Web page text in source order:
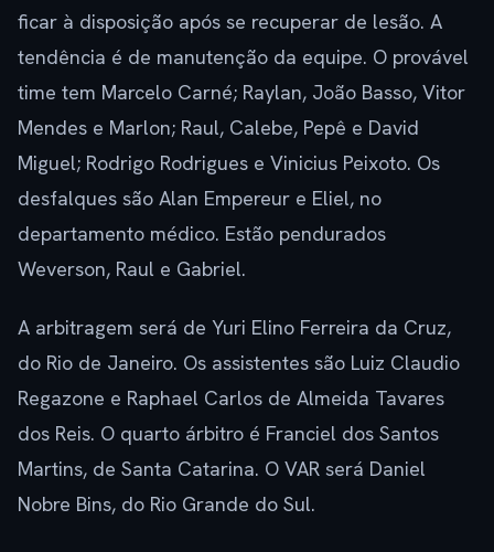
ficar à disposição após se recuperar de lesão. A
tendência é de manutenção da equipe. O provável
time tem Marcelo Carné; Raylan, João Basso, Vitor
Mendes e Marlon; Raul, Calebe, Pepê e David
Miguel; Rodrigo Rodrigues e Vinicius Peixoto. Os
desfalques são Alan Empereur e Eliel, no
departamento médico. Estão pendurados
Weverson, Raul e Gabriel.
A arbitragem será de Yuri Elino Ferreira da Cruz,
do Rio de Janeiro. Os assistentes são Luiz Claudio
Regazone e Raphael Carlos de Almeida Tavares
dos Reis. O quarto árbitro é Franciel dos Santos
Martins, de Santa Catarina. O VAR será Daniel
Nobre Bins, do Rio Grande do Sul.